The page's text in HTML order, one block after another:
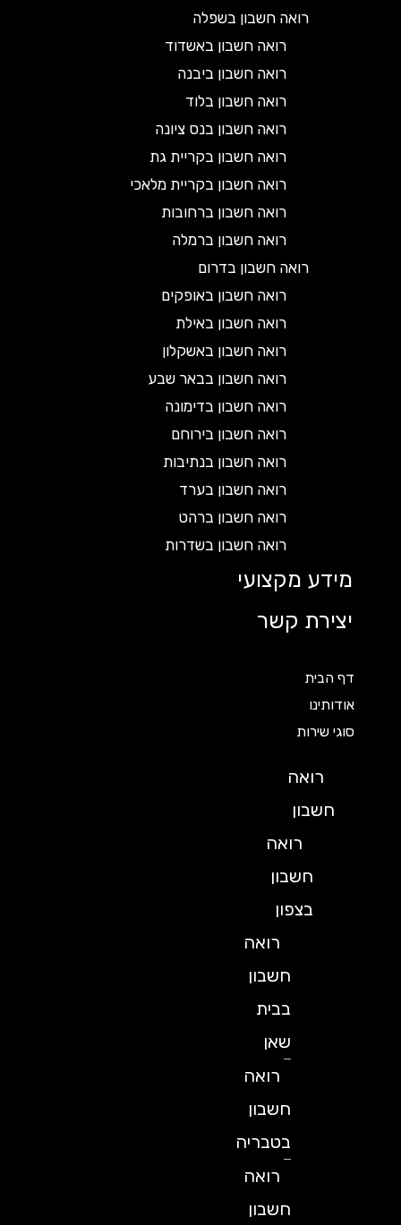
רואה חשבון בשפלה
רואה חשבון באשדוד
רואה חשבון ביבנה
רואה חשבון בלוד
רואה חשבון בנס ציונה
רואה חשבון בקריית גת
רואה חשבון בקריית מלאכי
רואה חשבון ברחובות
רואה חשבון ברמלה
רואה חשבון בדרום
רואה חשבון באופקים
רואה חשבון באילת
רואה חשבון באשקלון
רואה חשבון בבאר שבע
רואה חשבון בדימונה
רואה חשבון בירוחם
רואה חשבון בנתיבות
רואה חשבון בערד
רואה חשבון ברהט
רואה חשבון בשדרות
מידע מקצועי
יצירת קשר
דף הבית
אודותינו
סוגי שירות
רואה
חשבון
רואה
חשבון
בצפון
רואה
חשבון
בבית
רואה
חשבון
בטבריה
רואה
חשבון